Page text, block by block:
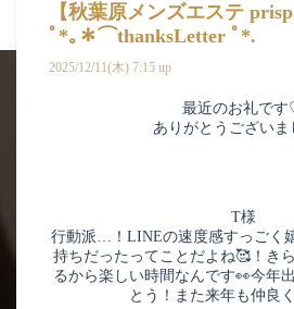
ブログ -花沢 さき
【秋葉原メンズエステ
ﾟ*｡＊⌒thanksLetter ﾟ*.
2025/12/11(木) 7:15 up
最近のお礼で
ありがとうございま
T様
行動派…！LINEの速度感すっごく
持ちだったってことだよね🥰！き
るから楽しい時間なんです👀今年
とう！また来年も仲良